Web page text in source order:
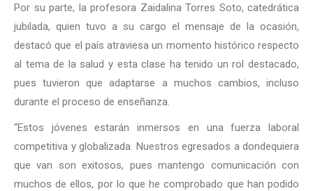
Por su parte, la profesora Zaidalina Torres Soto, catedrática
jubilada, quien tuvo a su cargo el mensaje de la ocasión,
destacó que el país atraviesa un momento histórico respecto
al tema de la salud y esta clase ha tenido un rol destacado,
pues tuvieron que adaptarse a muchos cambios, incluso
durante el proceso de enseñanza.
“Estos jóvenes estarán inmersos en una fuerza laboral
competitiva y globalizada. Nuestros egresados a dondequiera
que van son exitosos, pues mantengo comunicación con
muchos de ellos, por lo que he comprobado que han podido